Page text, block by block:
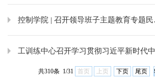
控制学院 | 召开领导班子主题教育专题民主生活会
工训练中心召开学习贯彻习近平新时代中国特色社会主义思想主题教育专题民主生活会
共310条 1/31 首页 上页 下页 尾页